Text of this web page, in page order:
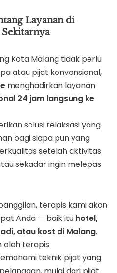
Layanan di
Kota Malang tidak perlu
atau pijat konvensional,
menghadirkan layanan
24 jam langsung ke
solusi relaksasi yang
bagi siapa pun yang
setelah aktivitas
sekadar ingin melepas
terapis kami akan
Anda — baik itu hotel,
atau kost di Malang.
oleh terapis
teknik pijat yang